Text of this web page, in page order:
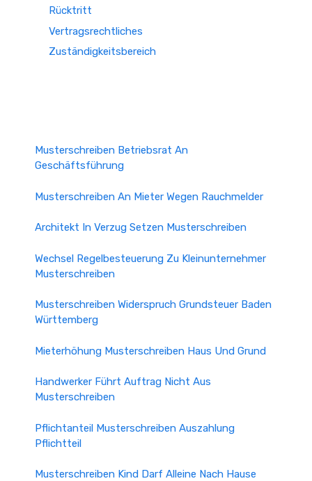
Rücktritt
Vertragsrechtliches
Zuständigkeitsbereich
Musterschreiben Betriebsrat An
Geschäftsführung
Musterschreiben An Mieter Wegen Rauchmelder
Architekt In Verzug Setzen Musterschreiben
Wechsel Regelbesteuerung Zu Kleinunternehmer
Musterschreiben
Musterschreiben Widerspruch Grundsteuer Baden
Württemberg
Mieterhöhung Musterschreiben Haus Und Grund
Handwerker Führt Auftrag Nicht Aus
Musterschreiben
Pflichtanteil Musterschreiben Auszahlung
Pflichtteil
Musterschreiben Kind Darf Alleine Nach Hause